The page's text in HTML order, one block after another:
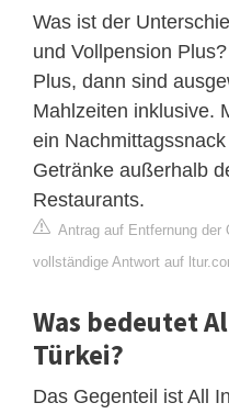
Was ist der
und Vollpension
Plus, dann sind
Mahlzeiten inklusive.
ein
Getränke außerhalb
Restaurants.
Antrag auf Entfernung der
vollständige Antwort auf
Was bedeutet
Türkei?
Das Gegenteil ist All